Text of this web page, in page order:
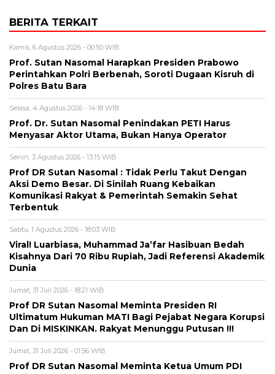
BERITA TERKAIT
Kamis, 6 Agustus 2026 - 00:50 WIB
Prof. Sutan Nasomal Harapkan Presiden Prabowo
Perintahkan Polri Berbenah, Soroti Dugaan Kisruh di
Polres Batu Bara
Selasa, 4 Agustus 2026 - 14:18 WIB
Prof. Dr. Sutan Nasomal Penindakan PETI Harus
Menyasar Aktor Utama, Bukan Hanya Operator
Senin, 3 Agustus 2026 - 13:15 WIB
Prof DR Sutan Nasomal : Tidak Perlu Takut Dengan
Aksi Demo Besar. Di Sinilah Ruang Kebaikan
Komunikasi Rakyat & Pemerintah Semakin Sehat
Terbentuk
Sabtu, 1 Agustus 2026 - 18:03 WIB
Viral! Luarbiasa, Muhammad Ja’far Hasibuan Bedah
Kisahnya Dari 70 Ribu Rupiah, Jadi Referensi Akademik
Dunia
Jumat, 31 Juli 2026 - 18:21 WIB
Prof DR Sutan Nasomal Meminta Presiden RI
Ultimatum Hukuman MATI Bagi Pejabat Negara Korupsi
Dan Di MISKINKAN. Rakyat Menunggu Putusan !!!
Jumat, 31 Juli 2026 - 01:56 WIB
Prof DR Sutan Nasomal Meminta Ketua Umum PDI